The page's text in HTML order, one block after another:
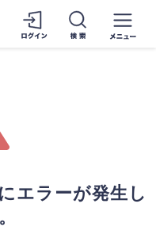
エラーが発生し